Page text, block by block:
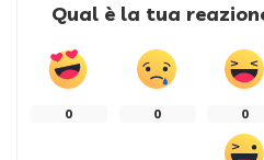
Qual è la tua
0 0 0